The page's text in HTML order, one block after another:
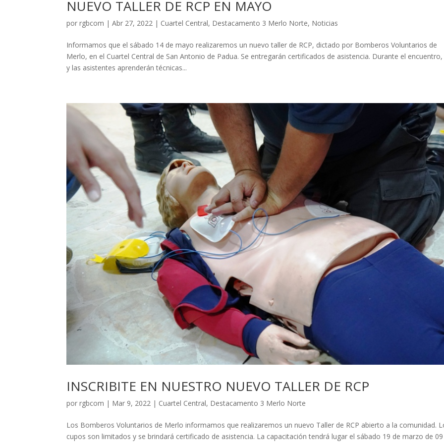
NUEVO TALLER DE RCP EN MAYO
porrgbcom |Abr 27, 2022 | Cuartel Central, Destacamento 3 Merlo Norte, Noticias
Informamos que el sábado 14 de mayo realizaremos un nuevo taller de RCP, dictado por Bomberos Voluntarios de
Merlo, en el Cuartel Central de San Antonio de Padua. Se entregarán certificados de asistencia. Durante el
y las asistentes aprenderán técnicas...
INSCRIBITE EN NUESTRO NUEVO TALLER DE RCP
porrgbcom | Mar 9, 2022 | Cuartel Central, Destacamento 3 Merlo Norte
Los Bomberos Voluntarios de Merlo informamos que realizaremos un nuevo Taller de RCP abierto a la comunidad.
cupos son limitados y se brindará certificado de asistencia. La capacitación tendrá lugar el sábado 19 de marzo de